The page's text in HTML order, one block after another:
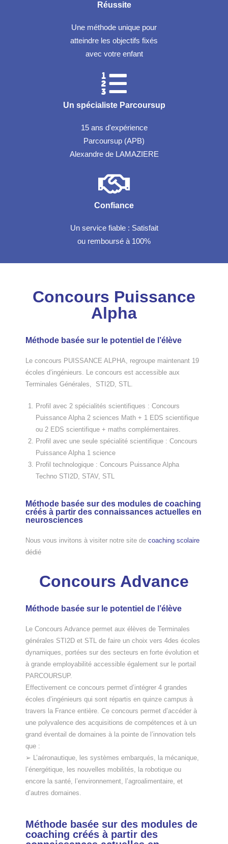
Réussite
Une méthode unique pour
atteindre les objectifs fixés
avec votre enfant
Un spécialiste Parcoursup
15 ans d'expérience
Parcoursup (APB)
Alexandre de LAMAZIERE
Confiance
Un service fiable : Satisfait
ou remboursé à 100%
Concours Puissance
Alpha
Méthode basée sur le potentiel de l’élève
Le concours PUISSANCE ALPHA, regroupe maintenant 19
écoles d’ingénieurs. Le concours est accessible aux
Terminales Générales, STI2D, STL.
Profil avec 2 spécialités scientifiques : Concours
Puissance Alpha 2 sciences Math + 1 EDS scientifique
ou 2 EDS scientifique + maths complémentaires.
Profil avec une seule spécialité scientifique : Concours
Puissance Alpha 1 science
Profil technologique : Concours Puissance Alpha
Techno STI2D, STAV, STL
Méthode basée sur des modules de coaching
créés à partir des connaissances actuelles en
neurosciences
Nous vous invitons à visiter notre site decoaching scolaire
dédié
Concours Advance
Méthode basée sur le potentiel de l’élève​
Le Concours Advance permet aux élèves de Terminales
générales STI2D et STL de faire un choix vers 4des écoles
dynamiques, portées sur des secteurs en forte évolution et
à grande employabilité accessible également sur le portail
PARCOURSUP.
Effectivement ce concours permet d’intégrer 4 grandes
écoles d’ingénieurs qui sont répartis en quinze campus à
travers la France entière. Ce concours permet d’accéder à
une polyvalence des acquisitions de compétences et à un
grand éventail de domaines à la pointe de l’innovation tels
que :
➢ L’aéronautique, les systèmes embarqués, la mécanique,
l’énergétique, les nouvelles mobilités, la robotique ou
encore la santé, l’environnement, l’agroalimentaire, et
d’autres domaines.
Méthode basée sur des modules de
coaching créés à partir des